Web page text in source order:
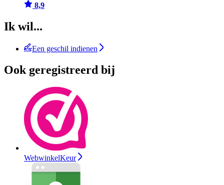
8,9
Ik wil...
Een geschil indienen
Ook geregistreerd bij
WebwinkelKeur